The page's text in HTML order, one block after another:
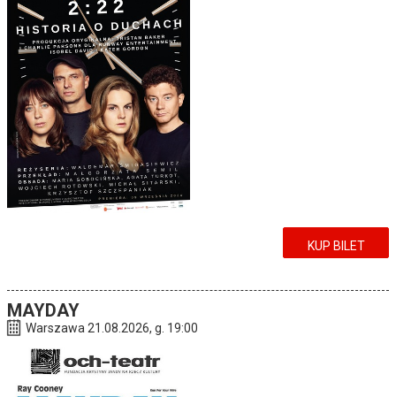
KUP BILET
MAYDAY
Warszawa 21.08.2026, g. 19:00